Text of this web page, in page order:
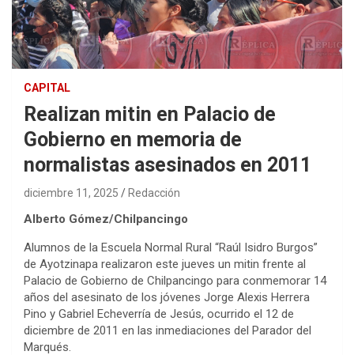
CAPITAL
Realizan mitin en Palacio de
Gobierno en memoria de
normalistas asesinados en 2011
diciembre 11, 2025 Redacción
Alberto Gómez/Chilpancingo
Alumnos de la Escuela Normal Rural “Raúl Isidro Burgos”
de Ayotzinapa realizaron este jueves un mitin frente al
Palacio de Gobierno de Chilpancingo para conmemorar 14
años del asesinato de los jóvenes Jorge Alexis Herrera
Pino y Gabriel Echeverría de Jesús, ocurrido el 12 de
diciembre de 2011 en las inmediaciones del Parador del
Marqués.